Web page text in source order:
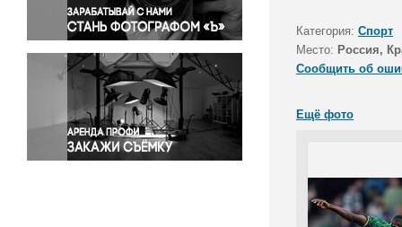
Происшествия и конфликты
Религия
Светская жизнь
Спорт
Экология
Экономика и бизнес
Категория: Спорт
Место: Россия,
Сообщить об
Ещё фото